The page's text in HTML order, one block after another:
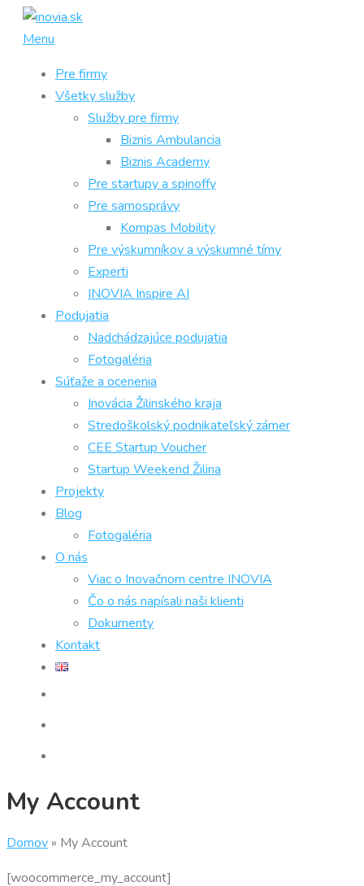
Prejsť
Menu
Pre firmy
Všetky služby
Služby pre firmy
Biznis Ambulancia
Biznis Academy
Pre startupy a spinoffy
Pre samosprávy
Kompas Mobility
Pre výskumníkov a výskumné tímy
Experti
INOVIA Inspire AI
Podujatia
Nadchádzajúce podujatia
Fotogaléria
Súťaže a ocenenia
Inovácia Žilinského kraja
Stredoškolský podnikateľský zámer
CEE Startup Voucher
Startup Weekend Žilina
Projekty
Blog
Fotogaléria
O nás
Viac o Inovačnom centre INOVIA
Čo o nás napísali naši klienti
Dokumenty
Kontakt
My Account
Domov » My Account
[woocommerce_my_account]